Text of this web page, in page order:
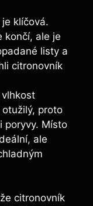
klíčová.
končí, ale je
listy a
citronovník
proto
poryvy. Místo
ale
citronovník